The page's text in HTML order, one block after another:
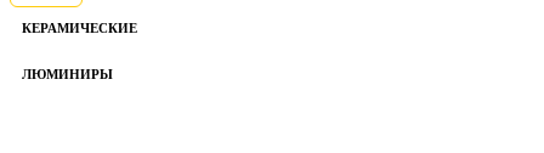
КЕРАМИЧЕСКИЕ
ЛЮМИНИРЫ